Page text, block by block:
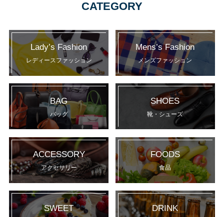
CATEGORY
Lady’s Fashion
レディースファッション
Mens’s Fashion
メンズファッション
BAG
バッグ
SHOES
靴・シューズ
ACCESSORY
アクセサリー
FOODS
食品
SWEET DRINK